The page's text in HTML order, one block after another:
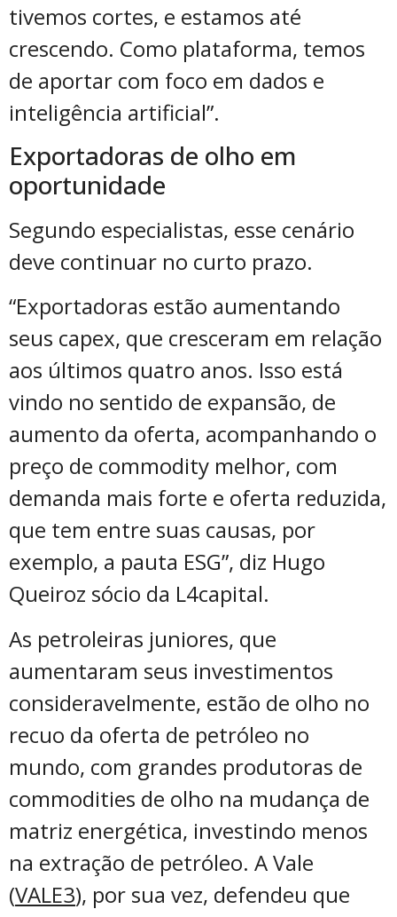
tivemos cortes, e estamos até
crescendo. Como plataforma, temos
de aportar com foco em dados e
inteligência artificial”.
Exportadoras de olho em
oportunidade
Segundo especialistas, esse cenário
deve continuar no curto prazo.
“Exportadoras estão aumentando
seus capex, que cresceram em relação
aos últimos quatro anos. Isso está
vindo no sentido de expansão, de
aumento da oferta, acompanhando o
preço de commodity melhor, com
demanda mais forte e oferta reduzida,
que tem entre suas causas, por
exemplo, a pauta ESG”, diz Hugo
Queiroz sócio da L4capital.
As petroleiras juniores, que
aumentaram seus investimentos
consideravelmente, estão de olho no
recuo da oferta de petróleo no
mundo, com grandes produtoras de
commodities de olho na mudança de
matriz energética, investindo menos
na extração de petróleo. A Vale
(VALE3), por sua vez, defendeu que